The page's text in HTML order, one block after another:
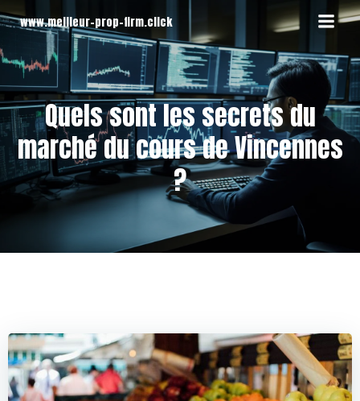
contenu
www.meilleur-prop-firm.click
Quels sont les secrets du
marché du cours de Vincennes
?